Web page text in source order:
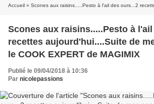
Accueil » Scones aux raisins.....Pesto à l'ail des ours...2 recettes aujourd'hui....Suite de mes
Scones aux raisins.....Pesto à
recettes aujourd'hui....Suite de
le COOK EXPERT de MAGIMIX
Publié le 09/04/2018 à 10:36
Par nicolepassions